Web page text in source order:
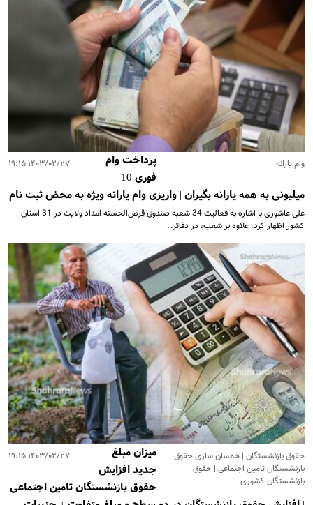
۱۴۰۳/۰۲/۲۷ ۱۹:۱۵ وام یارانه
پرداخت وام
فوری 10
میلیونی به همه یارانه بگیران | واریزی وام یارانه ویژه به محض ثبت نام
علی عاشوری با اشاره به فعالیت 34 شعبه صندوق قرض‌الحسنه امداد ولایت در 31 استان
کشور اظهار کرد: علاوه بر شعب، در دفاتر…
۱۴۰۳/۰۲/۲۷ ۱۹:۱۵
حقوق بازنشستگان | همسان سازی حقوق
بازنشستگان تامین اجتماعی | حقوق
بازنشستگان کشوری
میزان مبلغ
جدید افزایش
حقوق بازنشستگان تامین اجتماعی